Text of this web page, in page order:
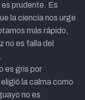
prudente. Es
la ciencia nos urge
más rápido,
no es falla del
es gris por
la calma como
no es